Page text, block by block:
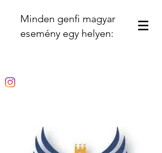
Minden genfi magyar
esemény egy helyen: